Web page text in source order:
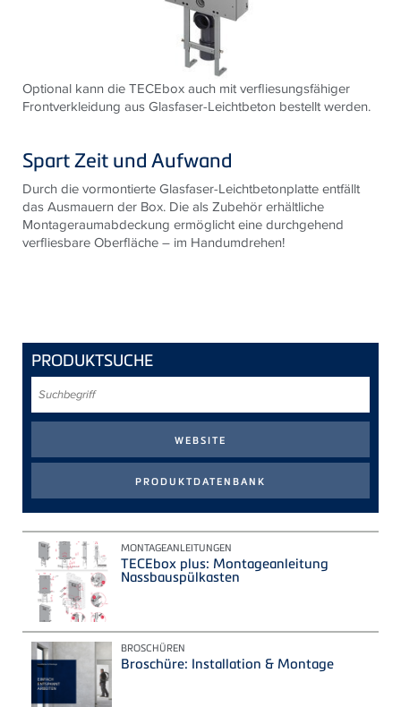
Optional kann die TECEbox auch mit verfliesungsfähiger
Frontverkleidung aus Glasfaser-Leichtbeton bestellt werden.
Spart Zeit und Aufwand
Durch die vormontierte Glasfaser-Leichtbetonplatte entfällt
das Ausmauern der Box. Die als Zubehör erhältliche
Montageraumabdeckung ermöglicht eine durchgehend
verfliesbare Oberfläche – im Handumdrehen!
PRODUKTSUCHE
MONTAGEANLEITUNGEN
TECEbox plus: Montageanleitung
Nassbauspülkasten
BROSCHÜREN
Broschüre: Installation & Montage